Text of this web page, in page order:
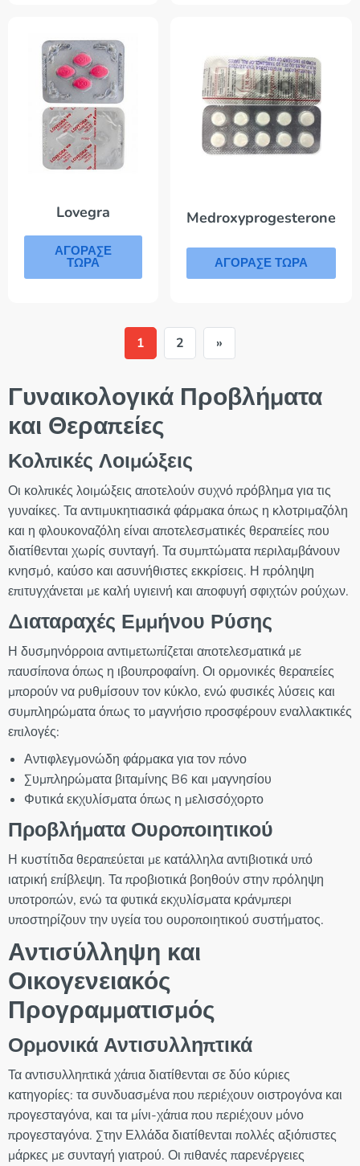
Lovegra
ΑΓΟΡΑΣΕ
ΤΩΡΑ
Medroxyprogesterone
ΑΓΟΡΑΣΕ ΤΩΡΑ
1 2 »
Γυναικολογικά Προβλήματα
και Θεραπείες
Κολπικές Λοιμώξεις
Οι κολπικές λοιμώξεις αποτελούν συχνό πρόβλημα για τις
γυναίκες. Τα αντιμυκητιασικά φάρμακα όπως η κλοτριμαζόλη
και η φλουκοναζόλη είναι αποτελεσματικές θεραπείες που
διατίθενται χωρίς συνταγή. Τα συμπτώματα περιλαμβάνουν
κνησμό, καύσο και ασυνήθιστες εκκρίσεις. Η πρόληψη
επιτυγχάνεται με καλή υγιεινή και αποφυγή σφιχτών ρούχων.
Διαταραχές Εμμήνου Ρύσης
Η δυσμηνόρροια αντιμετωπίζεται αποτελεσματικά με
παυσίπονα όπως η ιβουπροφαίνη. Οι ορμονικές θεραπείες
μπορούν να ρυθμίσουν τον κύκλο, ενώ φυσικές λύσεις και
συμπληρώματα όπως το μαγνήσιο προσφέρουν εναλλακτικές
επιλογές:
Αντιφλεγμονώδη φάρμακα για τον πόνο
Συμπληρώματα βιταμίνης B6 και μαγνησίου
Φυτικά εκχυλίσματα όπως η μελισσόχορτο
Προβλήματα Ουροποιητικού
Η κυστίτιδα θεραπεύεται με κατάλληλα αντιβιοτικά υπό
ιατρική επίβλεψη. Τα προβιοτικά βοηθούν στην πρόληψη
υποτροπών, ενώ τα φυτικά εκχυλίσματα κράνμπερι
υποστηρίζουν την υγεία του ουροποιητικού συστήματος.
Αντισύλληψη και
Οικογενειακός
Προγραμματισμός
Ορμονικά Αντισυλληπτικά
Τα αντισυλληπτικά χάπια διατίθενται σε δύο κύριες
κατηγορίες: τα συνδυασμένα που περιέχουν οιστρογόνα και
προγεσταγόνα, και τα μίνι-χάπια που περιέχουν μόνο
προγεσταγόνα. Στην Ελλάδα διατίθενται πολλές αξιόπιστες
μάρκες με συνταγή γιατρού. Οι πιθανές παρενέργειες